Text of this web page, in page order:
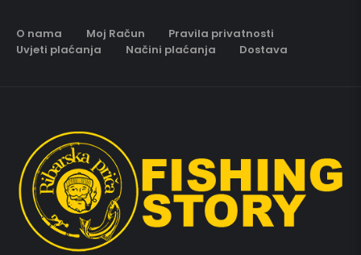
O nama Moj Račun
Pravila privatnosti
Uvjeti plaćanja
Načini plaćanja Dostava